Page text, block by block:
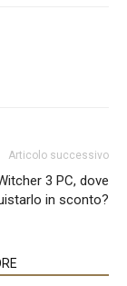
Articolo successivo
3 PC, dove
in sconto?